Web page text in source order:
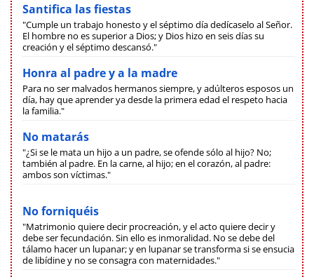
Santifica las fiestas
"Cumple un trabajo honesto y el séptimo día dedícaselo al Señor.
El hombre no es superior a Dios; y Dios hizo en seis días su
creación y el séptimo descansó."
Honra al padre y a la madre
Para no ser malvados hermanos siempre, y adúlteros esposos un
día, hay que aprender ya desde la primera edad el respeto hacia
la familia."
No matarás
"¿Si se le mata un hijo a un padre, se ofende sólo al hijo? No;
también al padre. En la carne, al hijo; en el corazón, al padre:
ambos son víctimas."
No forniquéis
"Matrimonio quiere decir procreación, y el acto quiere decir y
debe ser fecundación. Sin ello es inmoralidad. No se debe del
tálamo hacer un lupanar; y en lupanar se transforma si se ensucia
de libídine y no se consagra con maternidades."